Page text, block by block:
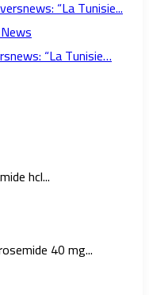
“La Tunisie…
hcl...
40 mg...